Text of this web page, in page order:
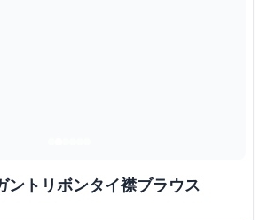
ントリボンタイ襟ブラウス